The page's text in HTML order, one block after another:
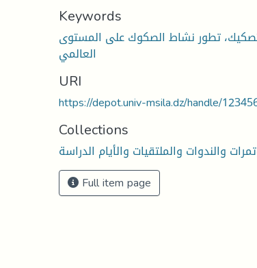
Keywords
تطور نشاط الصكوك على المستوى
العالمي
URI
https://depot.univ-msila.dz/handle/
Collections
والندوات والملتقيات والأيام الدراسة
Full item page